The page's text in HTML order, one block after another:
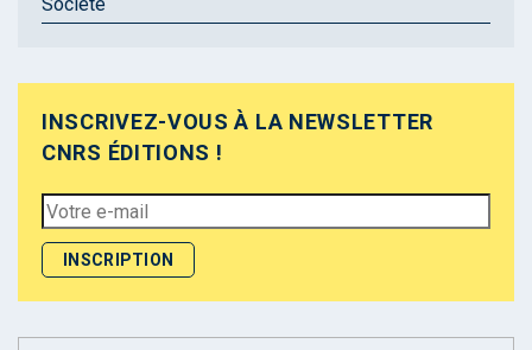
Société
INSCRIVEZ-VOUS À LA NEWSLETTER
CNRS ÉDITIONS !